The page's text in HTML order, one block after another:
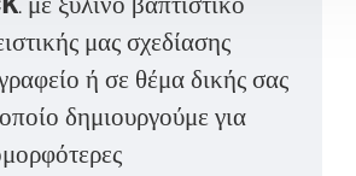
.
μας σχεδίασης
ή σε θέμα δικής σας
δημιουργούμε για